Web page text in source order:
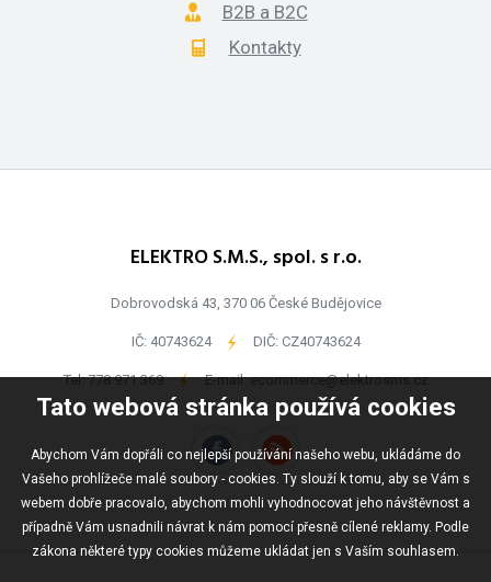
Tato webová stránka používá cookies
Abychom Vám dopřáli co nejlepší používání našeho webu, ukládáme do
Vašeho prohlížeče malé soubory - cookies. Ty slouží k tomu, aby se Vám s
webem dobře pracovalo, abychom mohli vyhodnocovat jeho návštěvnost a
případně Vám usnadnili návrat k nám pomocí přesně cílené reklamy. Podle
zákona některé typy cookies můžeme ukládat jen s Vaším souhlasem.
B2B a B2C
Kontakty
ELEKTRO S.M.S., spol. s r.o.
Dobrovodská 43, 370 06 České Budějovice
IČ: 40743624 - DIČ: CZ40743624
Tel:778 971 369 - E-mail:ecommerce@elektrosms.cz